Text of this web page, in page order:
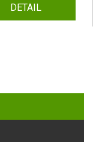
DETAIL